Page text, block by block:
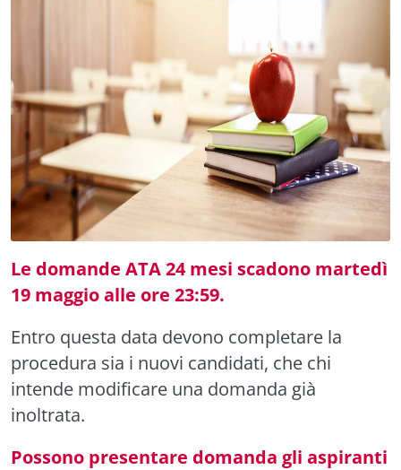
Le domande ATA 24 mesi scadono martedì
19 maggio alle ore 23:59.
Entro questa data devono completare la
procedura sia i nuovi candidati, che chi
intende modificare una domanda già
inoltrata.
Possono presentare domanda gli aspiranti